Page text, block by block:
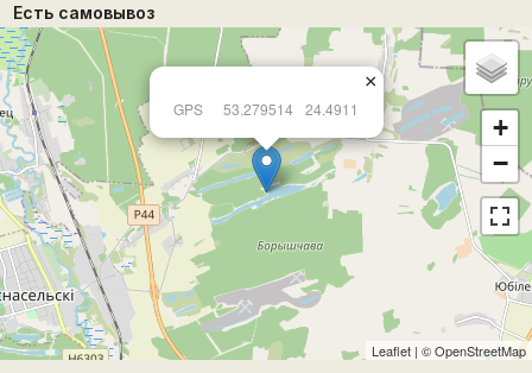
Есть самовывоз
GPS 53.279514 24.4911
×
+
−
Leaflet | ©OpenStreetMap